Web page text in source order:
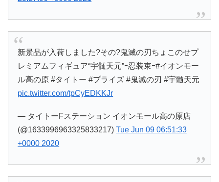
新景品が入荷しました?その?鬼滅の刃ちょこのせプ
レミアムフィギュア“宇髄天元”ｰ忍装束ｰ#イオンモー
ル高の原 #タイトー #プライズ #鬼滅の刃 #宇髄天元
pic.twitter.com/tpCyEDKKJr
— タイトーFステーション イオンモール高の原店
(@1633996963325833217)Tue Jun 09 06:51:33
+0000 2020